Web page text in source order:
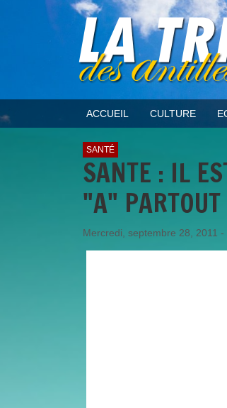
ACCUEIL CULTURE
SANTÉ
SANTE : IL
"A" PARTOUT
Mercredi, septembre 28, 2011 -